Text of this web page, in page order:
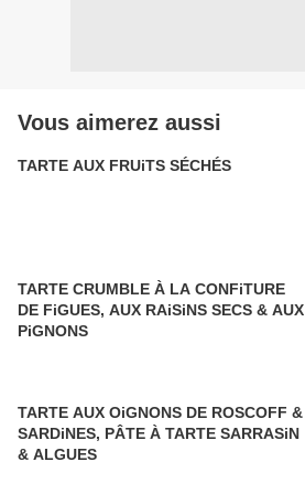
Vous aimerez aussi
TARTE AUX FRUiTS SÉCHÉS
TARTE CRUMBLE À LA CONFiTURE
DE FiGUES, AUX RAiSiNS SECS & AUX
PiGNONS
TARTE AUX OiGNONS DE ROSCOFF &
SARDiNES, PÂTE À TARTE SARRASiN
& ALGUES